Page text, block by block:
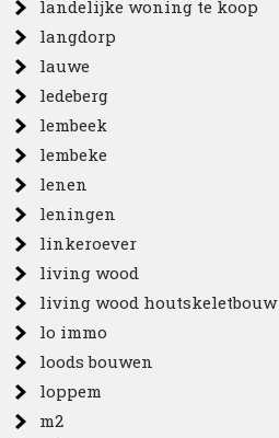
landelijke woning te koop
langdorp
lauwe
ledeberg
lembeek
lembeke
lenen
leningen
linkeroever
living wood
living wood houtskeletbouw
lo immo
loods bouwen
loppem
m2